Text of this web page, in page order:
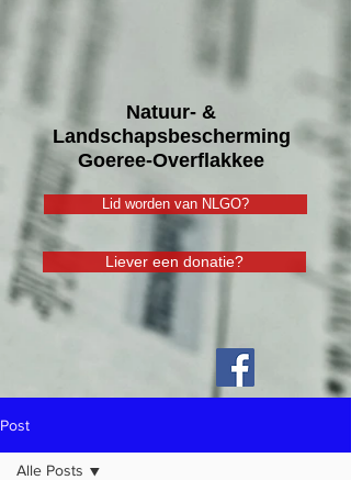
Natuur- &
Landschapsbescherming
Goeree-Overflakkee
Lid worden van NLGO?
Liever een donatie?
Post
Alle Posts